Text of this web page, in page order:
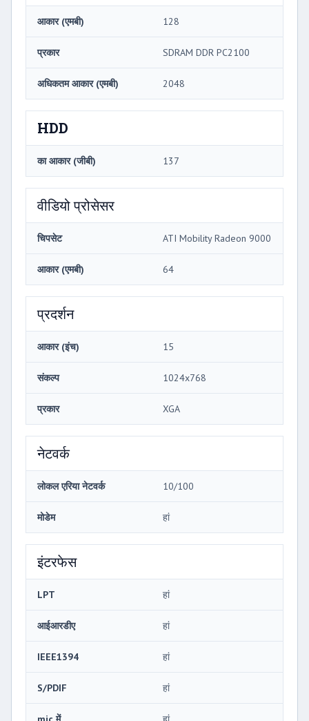
आकार (एमबी) 128
प्रकार SDRAM DDR PC2100
अधिकतम आकार (एमबी) 2048
HDD
का आकार (जीबी) 137
वीडियो प्रोसेसर
चिपसेट ATI Mobility Radeon 9000
आकार (एमबी) 64
प्रदर्शन
आकार (इंच) 15
संकल्प 1024x768
प्रकार XGA
नेटवर्क
लोकल एरिया नेटवर्क 10/100
मोडेम हां
इंटरफेस
LPT हां
आईआरडीए हां
IEEE1394 हां
S/PDIF हां